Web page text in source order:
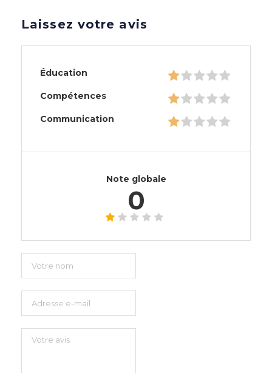
Laissez votre avis
Éducation
Compétences
Communication
Note globale
0